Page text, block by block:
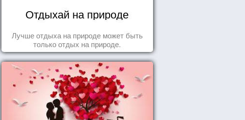
Отдыхай на природе
Лучше отдыха на природе может быть
только отдых на природе.